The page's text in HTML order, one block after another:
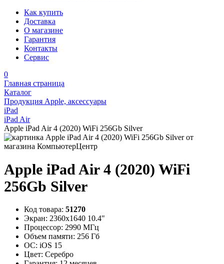
Как купить
Доставка
О магазине
Гарантия
Контакты
Сервис
0
Главная страница
Каталог
Продукция Apple, аксессуары
iPad
iPad Air
Apple iPad Air 4 (2020) WiFi 256Gb Silver
Apple iPad Air 4 (2020) WiFi
256Gb Silver
Код товара: 51270
Экран: 2360x1640 10.4"
Процессор: 2990 МГц
Объем памяти: 256 Гб
ОС: iOS 15
Цвет: Серебро